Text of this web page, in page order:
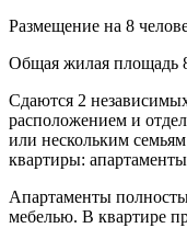
Размещение на 8
Общая жилая площадь
Сдаются 2
расположением и
или нескольким
квартиры: апартаменты
Апартаменты
мебелью. В квартире